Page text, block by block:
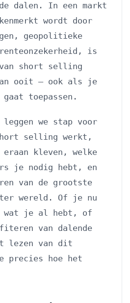
dalen. In een markt
wordt door
geopolitieke
is
short selling
ooit — ook als je
toepassen.
we stap voor
selling werkt,
kleven, welke
je nodig hebt, en
van de grootste
wereld. Of je nu
wat je al hebt, of
van dalende
lezen van dit
precies hoe het